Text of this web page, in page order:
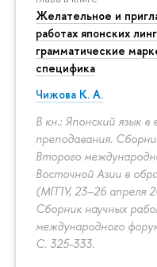
Желательное и
работах японских
грамматические
специфика
Чижова К. А.
В кн.: Японский язык
преподавания.
Второго
Восточной Азии в
(МГПУ, 23–26 апреля
Сборник научных
международного
С. 325-333.